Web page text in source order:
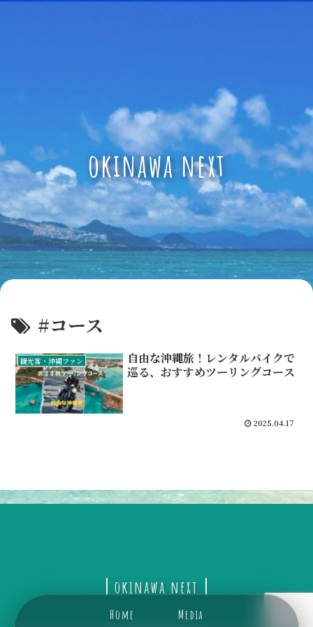
okinawa next
Home Media
#コース
観光客・沖縄ファン
自由な沖縄旅！レンタルバイクで
巡る、おすすめツーリングコース
2025.04.17
okinawa next